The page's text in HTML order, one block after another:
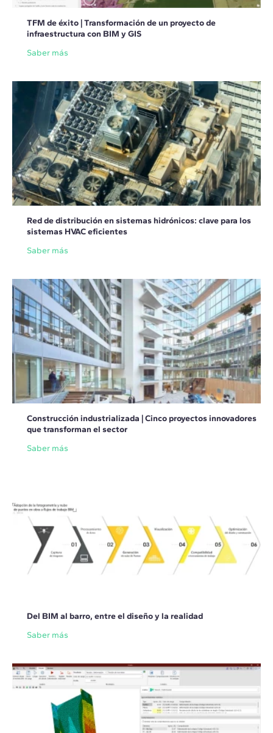
TFM de éxito | Transformación de un proyecto de
infraestructura con BIM y GIS
Saber más
Red de distribución en sistemas hidrónicos: clave para los
sistemas HVAC eficientes
Saber más
Construcción industrializada | Cinco proyectos innovadores
que transforman el sector
Saber más
Del BIM al barro, entre el diseño y la realidad
Saber más